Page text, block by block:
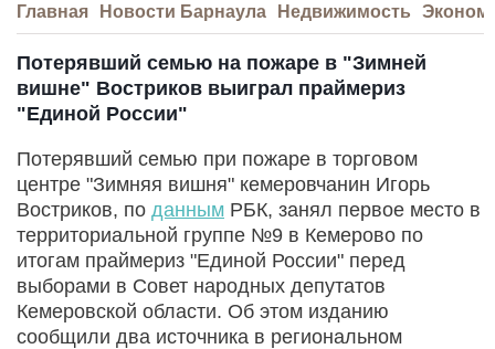
Главная Новости Барнаула Недвижимость
Потерявший семью на пожаре в "Зимней
вишне" Востриков выиграл праймериз
"Единой России"
Потерявший семью при пожаре в торговом
центре "Зимняя вишня" кемеровчанин Игорь
Востриков, по данным РБК, занял первое место в
территориальной группе №9 в Кемерово по
итогам праймериз "Единой России" перед
выборами в Совет народных депутатов
Кемеровской области. Об этом изданию
сообщили два источника в региональном